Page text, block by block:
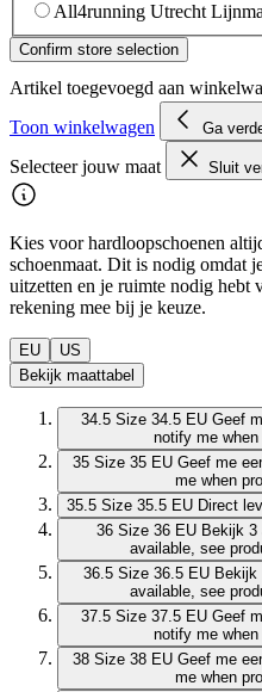
All4running Utrecht
Confirm store selection
Artikel toegevoegd aan
Toon winkelwagen Ga
Selecteer jouw maat Sluit
Kies voor hardloopschoenen
schoenmaat. Dit is nodig omdat
uitzetten en je ruimte nodig
rekening mee bij je keuze.
EU
US
Bekijk maattabel
34.5 Size 34.5 EU Geef
notify me
35 Size 35 EU Geef me
me when
35.5 Size 35.5 EU Direct
36 Size 36 EU Bekijk 3
available, see
36.5 Size 36.5 EU Bekijk
available, see
37.5 Size 37.5 EU Geef
notify me
38 Size 38 EU Geef me
me when